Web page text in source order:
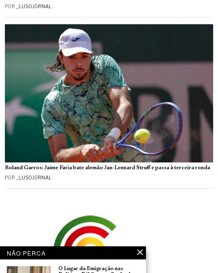
POR _LUSOJORNAL
Roland Garros: Jaime Faria bate alemão Jan-Lennard Struff e passa à terceira ronda
POR _LUSOJORNAL
NÃO PERCA
O Lugar da Emigração nas